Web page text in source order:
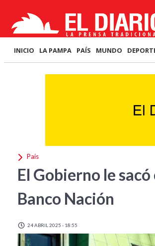
INICIO LA PAMPA PAÍS MUNDO
País
El Gobierno le
Banco Nación
24 ABRIL 2025 - 18:55